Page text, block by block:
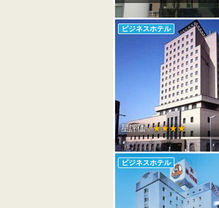
ビジネスホテル
星評価 :★★★★
ビジネスホテル